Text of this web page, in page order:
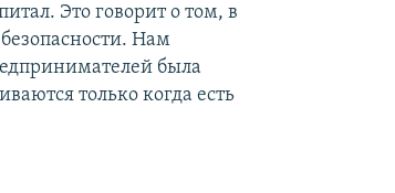
Это говорит о том, в
Нам
была
только когда есть